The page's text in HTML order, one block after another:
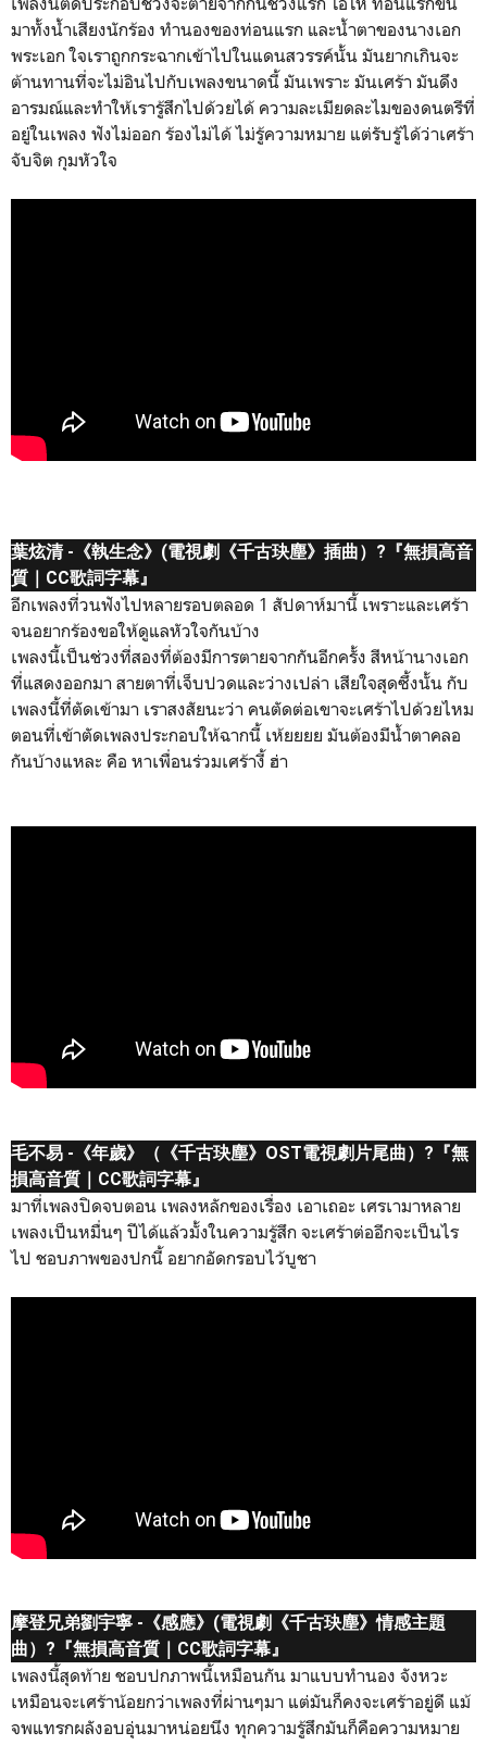
มาทั้งน้ำเสียงนักร้อง ทำนองของท่อนแรก และน้ำตาของนางเอก
พระเอก ใจเราถูกกระฉากเข้าไปในแดนสวรรค์นั้น มันยากเกินจะ
ต้านทานที่จะไม่อินไปกับเพลงขนาดนี้ มันเพราะ มันเศร้า มันดึง
อารมณ์และทำให้เรารู้สึกไปด้วยได้ ความละเมียดละไมของดนตรีที่
อยู่ในเพลง ฟังไม่ออก ร้องไม่ได้ ไม่รู้ความหมาย แต่รับรู้ได้ว่าเศร้า
จับจิต กุมหัวใจ
葉炫清 -《執生念》(電視劇《千古玦塵》插曲）?『無損高音
質｜CC歌詞字幕』
อีกเพลงที่วนฟังไปหลายรอบตลอด 1 สัปดาห์มานี้ เพราะและเศร้า
จนอยากร้องขอให้ดูแลหัวใจกันบ้าง
เพลงนี้เป็นช่วงที่สองที่ต้องมีการตายจากกันอีกครั้ง สีหน้านางเอก
ที่แสดงออกมา สายตาที่เจ็บปวดและว่างเปล่า เสียใจสุดซึ้งนั้น กับ
เพลงนี้ที่ตัดเข้ามา เราสงสัยนะว่า คนตัดต่อเขาจะเศร้าไปด้วยไหม
ตอนที่เข้าตัดเพลงประกอบให้ฉากนี้ เห้ยยยย มันต้องมีน้ำตาคลอ
กันบ้างแหละ คือ หาเพื่อนร่วมเศร้างี้ ฮ่า
毛不易 -《年歲》（《千古玦塵》OST電視劇片尾曲）?『無
損高音質｜CC歌詞字幕』
มาที่เพลงปิดจบตอน เพลงหลักของเรื่อง เอาเถอะ เศรเามาหลาย
เพลงเป็นหมื่นๆ ปีได้แล้วมั้งในความรู้สึก จะเศร้าต่ออีกจะเป็นไร
ไป ชอบภาพของปกนี้ อยากอัดกรอบไว้บูชา
摩登兄弟劉宇寧 -《感應》(電視劇《千古玦塵》情感主題
曲）?『無損高音質｜CC歌詞字幕』
เพลงนี้สุดท้าย ชอบปกภาพนี้เหมือนกัน มาแบบทำนอง จังหวะ
เหมือนจะเศร้าน้อยกว่าเพลงที่ผ่านๆมา แต่มันก็คงจะเศร้าอยู่ดี แม้
จพแทรกผลังอบอุ่นมาหน่อยนึง ทุกความรู้สึกมันก็คือความหมาย